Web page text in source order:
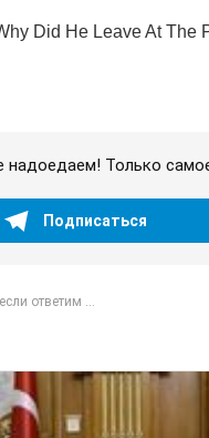
надоедаем! Только
Подписаться
ответим ...